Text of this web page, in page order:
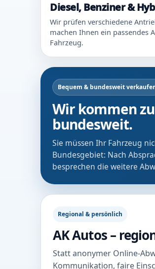
Diesel, Benziner &
Wir prüfen verschiedene
machen Ihnen ein passendes
Fahrzeug.
Bequem & bundesweit
Wir kommen
bundesweit.
Sie müssen Ihr Fahrzeug
Bundesgebiet: Nach
besprechen die weitere
Regional & persönlich
AK Autos –
Statt anonymer Online-
Kommunikation, faire